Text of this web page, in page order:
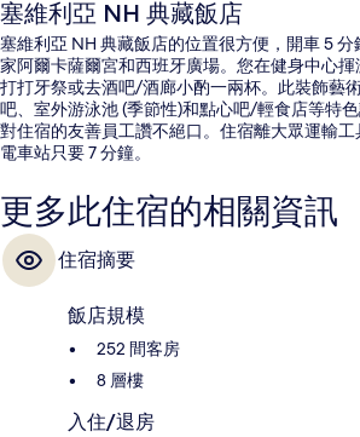
塞維利亞 NH 典藏飯店
塞維利亞 NH 典藏飯店的位置很方便，開車 5
家阿爾卡薩爾宮和西班牙廣場。您在健身中心
打打牙祭或去酒吧/酒廊小酌一兩杯。此裝飾藝
吧、室外游泳池 (季節性)和點心吧/輕食店等特
對住宿的友善員工讚不絕口。住宿離大眾運輸
電車站只要 7 分鐘。
更多此住宿的相關資訊
住宿摘要
飯店規模
252 間客房
8 層樓
入住/退房